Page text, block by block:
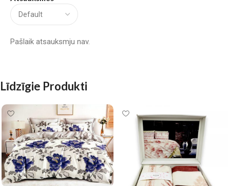
Pašlaik atsauksmju nav.
Līdzīgie Produkti